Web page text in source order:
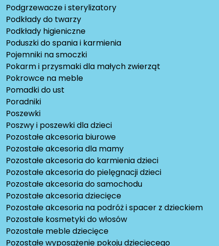
Podgrzewacze i sterylizatory
Podkłady do twarzy
Podkłady higieniczne
Poduszki do spania i karmienia
Pojemniki na smoczki
Pokarm i przysmaki dla małych zwierząt
Pokrowce na meble
Pomadki do ust
Poradniki
Poszewki
Poszwy i poszewki dla dzieci
Pozostałe akcesoria biurowe
Pozostałe akcesoria dla mamy
Pozostałe akcesoria do karmienia dzieci
Pozostałe akcesoria do pielęgnacji dzieci
Pozostałe akcesoria do samochodu
Pozostałe akcesoria dziecięce
Pozostałe akcesoria na podróż i spacer z dzieckiem
Pozostałe kosmetyki do włosów
Pozostałe meble dziecięce
Pozostałe wyposażenie pokoju dziecięcego